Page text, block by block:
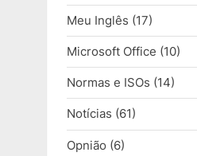
Meu Inglês (17)
Microsoft Office (10)
Normas e ISOs (14)
Notícias (61)
Opnião (6)